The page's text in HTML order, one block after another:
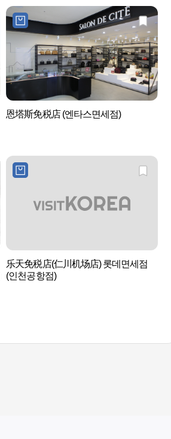
恩塔斯免税店 (엔타스면세점)
乐天免税店(仁川机场店) 롯데면세점
(인천공항점)